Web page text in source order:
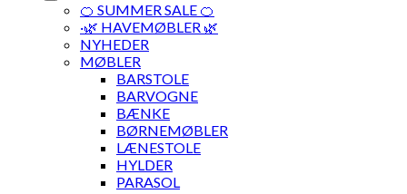
🍊 SUMMER SALE 🍊
·🌿 HAVEMØBLER 🌿
NYHEDER
MØBLER
BARSTOLE
BARVOGNE
BÆNKE
BØRNEMØBLER
LÆNESTOLE
HYLDER
PARASOL